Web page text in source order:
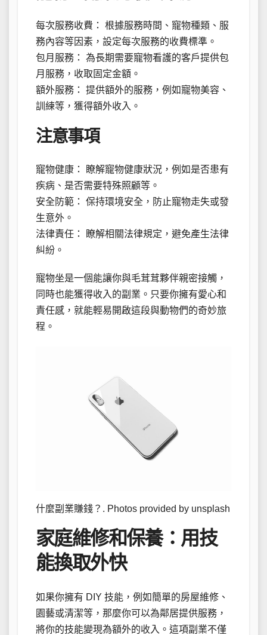
每次服務收費： 根據服務時間、寵物種類、服
務內容等因素，設定每次服務的收費標準。
包月服務： 為長期需要寵物看護的客戶提供包
月服務，收取固定金額。
額外服務： 提供額外的服務，例如寵物美容、
訓練等，獲得額外收入。
注意事項
寵物健康： 瞭解寵物健康狀況，例如是否患有
疾病、是否需要特殊照顧等。
安全防範： 保持環境安全，防止寵物走失或發
生意外。
法律責任： 瞭解相關法律規定，避免產生法律
糾紛。
寵物坐是一個能讓你與毛茸茸夥伴親密接觸，
同時也能獲得收入的副業。只要你擁有愛心和
責任感，就能輕易開啟這段與動物們的奇妙旅
程。
什麼副業賺錢？. Photos provided by unsplash
家庭維修和保養：用技
能換取外快
如果你擁有 DIY 技能，例如簡單的房屋維修、
園藝或清潔等，那麼你可以為鄰居提供服務，
將你的技能變現為額外的收入。這項副業不僅